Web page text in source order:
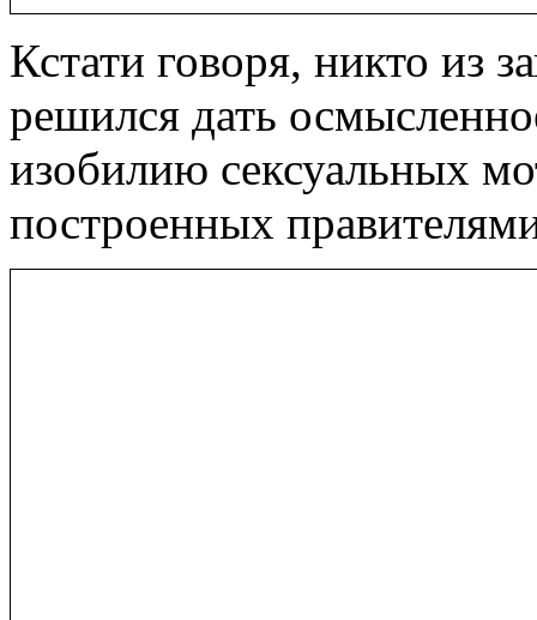
Кстати говоря, никто из
решился дать
изобилию сексуальных
построенных